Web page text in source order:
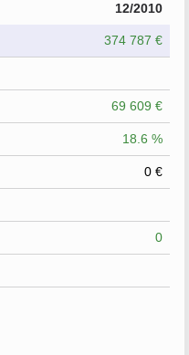
12/2010
374 787 €
69 609 €
18.6 %
0 €
0